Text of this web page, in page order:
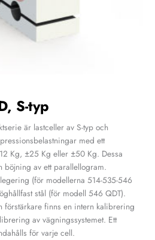
S-typ
är lastceller av S-typ och
med ett
Kg, ±25 Kg eller ±50 Kg. Dessa
böjning av ett parallellogram.
(för modellerna 514-535-546
stål (för modell 546 QDT).
förstärkare finns en intern kalibrering
av vägningssystemet. Ett
för varje cell.